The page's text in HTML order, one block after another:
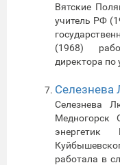
Вятские
учитель РФ
(1968)
директора по
Селезнева
Селезнева
Медногорск
работала в